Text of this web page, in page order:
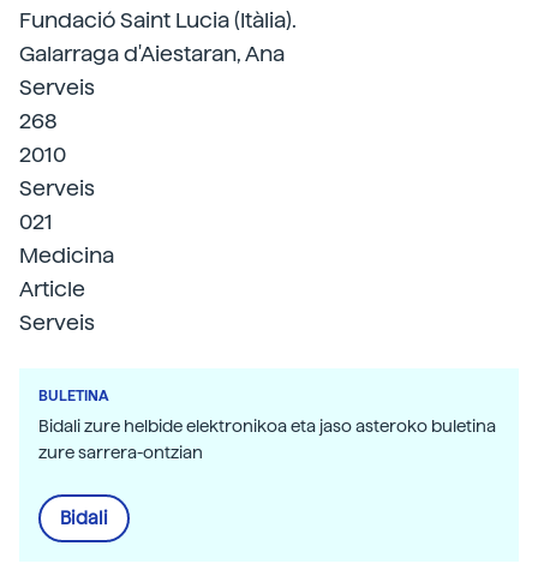
Fundació Saint Lucia (Itàlia).
Galarraga d'Aiestaran, Ana
Serveis
268
2010
Serveis
021
Medicina
Article
Serveis
BULETINA
Bidali zure helbide elektronikoa eta jaso asteroko buletina
zure sarrera-ontzian
Bidali